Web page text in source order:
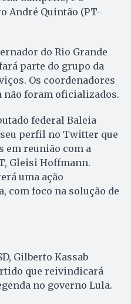
André Quintão (PT-
do Rio Grande
parte do grupo da
Os coordenadores
não foram oficializados.
federal Baleia
perfil no Twitter que
em reunião com a
Gleisi Hoffmann.
uma ação
com foco na solução de
Gilberto Kassab
que reivindicará
no governo Lula.